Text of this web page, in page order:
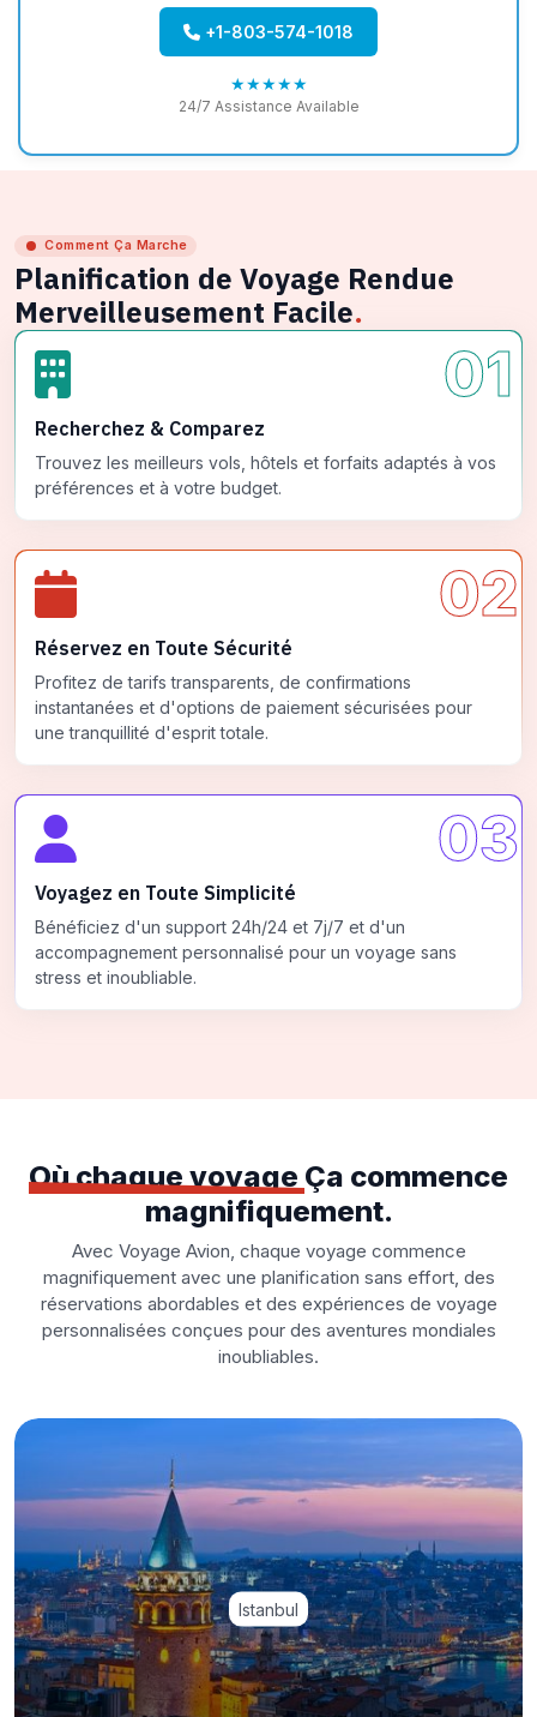
+1-803-574-1018
★★★★★
24/7 Assistance Available
Comment Ça Marche
Planification de Voyage Rendue
Merveilleusement Facile.
01
Recherchez & Comparez
Trouvez les meilleurs vols, hôtels et forfaits adaptés à vos
préférences et à votre budget.
02
Réservez en Toute Sécurité
Profitez de tarifs transparents, de confirmations
instantanées et d'options de paiement sécurisées pour
une tranquillité d'esprit totale.
03
Voyagez en Toute Simplicité
Bénéficiez d'un support 24h/24 et 7j/7 et d'un
accompagnement personnalisé pour un voyage sans
stress et inoubliable.
Où chaque voyage Ça commence
magnifiquement.
Avec Voyage Avion, chaque voyage commence
magnifiquement avec une planification sans effort, des
réservations abordables et des expériences de voyage
personnalisées conçues pour des aventures mondiales
inoubliables.
Istanbul